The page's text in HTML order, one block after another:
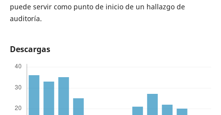
puede servir como punto de inicio de un hallazgo de
auditoría.
Descargas